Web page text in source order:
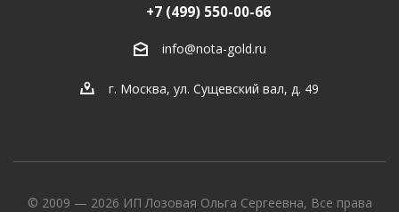
+7 (499) 550-00-66
info@nota-gold.ru
г. Москва, ул. Сущевский вал, д. 49
© 2009 — 2026 ИП Лозовая Ольга Сергеевна, Все права